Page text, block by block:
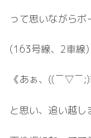
って思いながらボ
(163号線、2車線
《あぁ、((￣▽￣
と思い、追い越し